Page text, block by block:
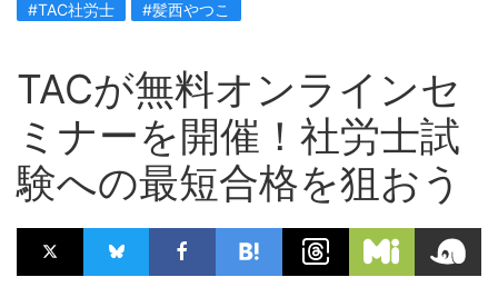
#TAC社労士
#髪西やつこ
TACが無料オンラインセ
ミナーを開催！社労士試
験への最短合格を狙おう